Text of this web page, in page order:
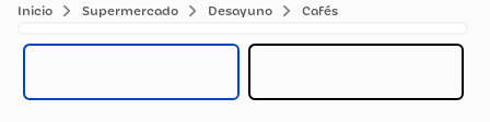
Supermercado Desayuno Cafés